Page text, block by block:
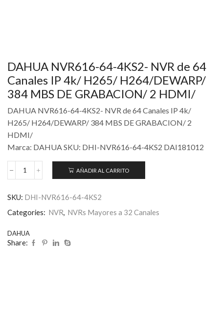
DAHUA NVR616-64-4KS2- NVR de 64
Canales IP 4k/ H265/ H264/DEWARP/
384 MBS DE GRABACION/ 2 HDMI/
DAHUA NVR616-64-4KS2- NVR de 64 Canales IP 4k/
H265/ H264/DEWARP/ 384 MBS DE GRABACION/ 2
HDMI/
Marca: DAHUA SKU: DHI-NVR616-64-4KS2 DAI181012
AÑADIR AL CARRITO
SKU: DHI-NVR616-64-4KS2
Categories: NVR, NVRs Mayores a 32 Canales
DAHUA
Share: